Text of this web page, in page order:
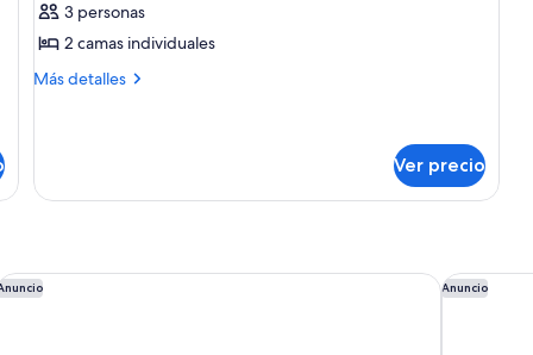
de
Suite
junior,
3 personas
2 camas individuales
Más detalles
Más
en
esquina
Ver precio
Hotel Osaka Anuncio
The Ritz-